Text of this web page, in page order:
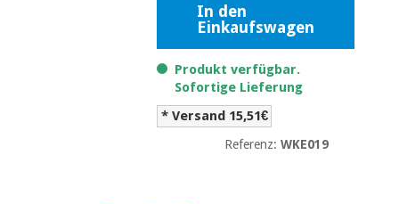
In den
Einkaufswagen
Produkt verfügbar.
Sofortige Lieferung
* Versand 15,51€
Referenz: WKE019